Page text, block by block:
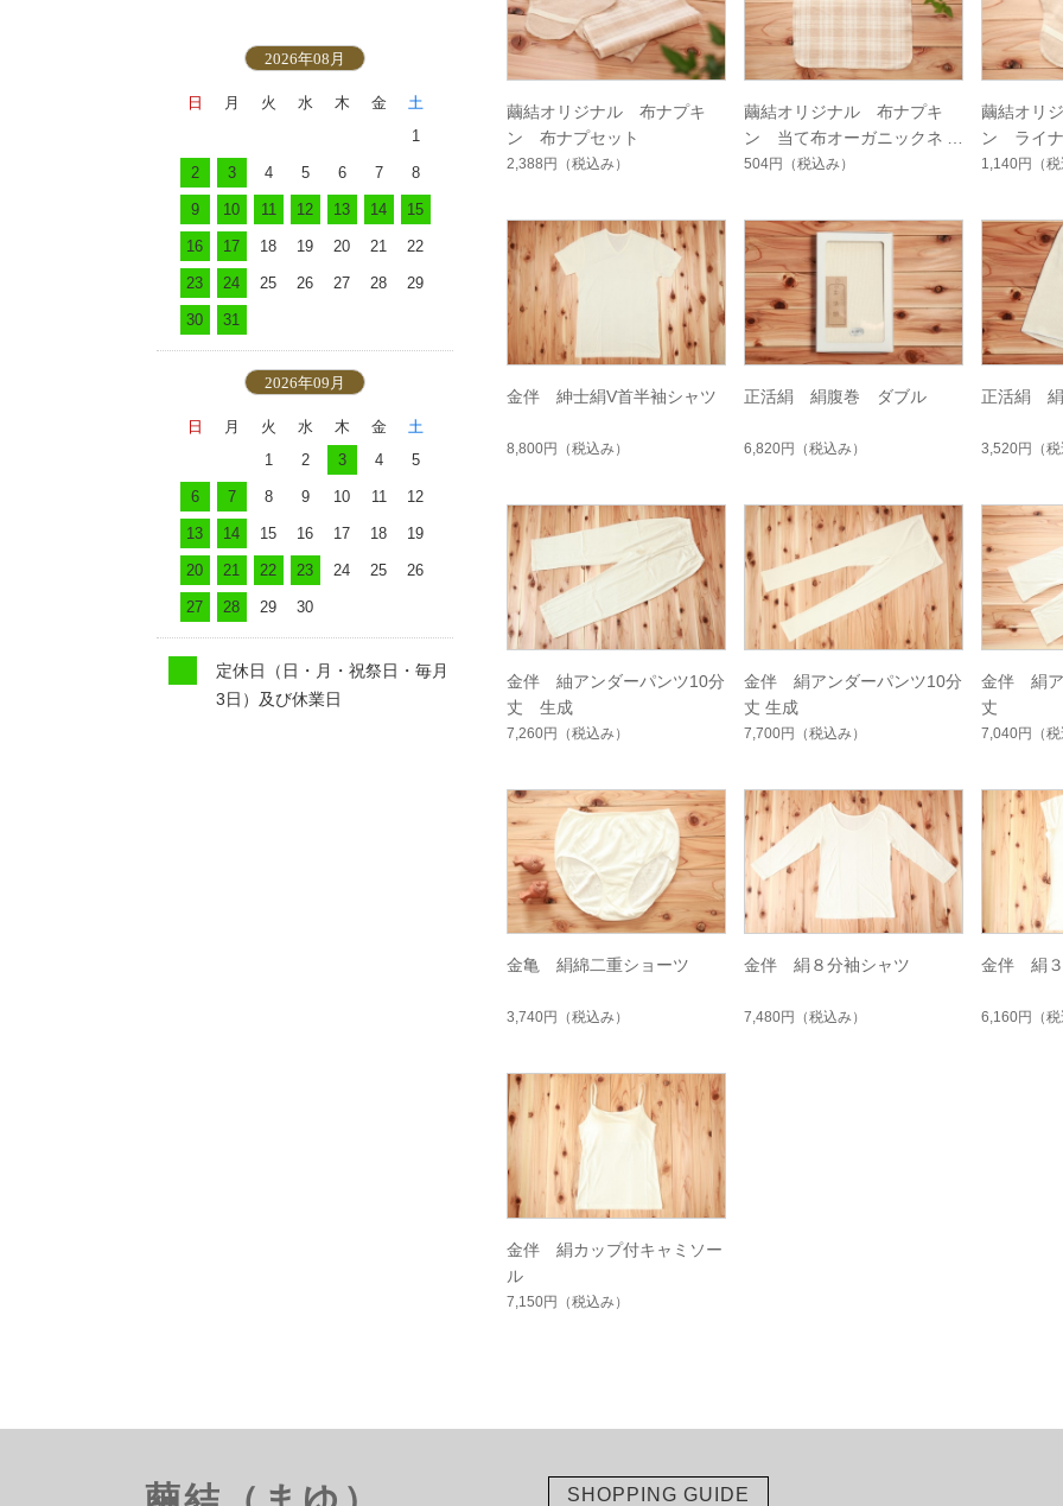
繭結オリジナル 布ナプキ
ン 布ナプセット
2,388円 （税込み）
繭結オリジナル 布ナプキ
ン 当て布オーガニックネル
（綿）
504円 （税込み）
繭結オリ
ン ライ
1,140円 （
金伴 紳士絹V首半袖シャツ
8,800円 （税込み）
正活絹 絹腹巻 ダブル
6,820円 （税込み）
正活絹
3,520円 （
金伴 紬アンダーパンツ10分
丈 生成
7,260円 （税込み）
金伴 絹アンダーパンツ10分
丈 生成
7,700円 （税込み）
金伴 絹ア
丈
7,040円 （
金亀 絹綿二重ショーツ
3,740円 （税込み）
金伴 絹８分袖シャツ
7,480円 （税込み）
金伴 絹３
6,160円 （
金伴 絹カップ付キャミソー
ル
7,150円 （税込み）
2026年08月
日 月 火 水 木 金
土
1
2 3 4 5 6 7 8
9 10 11 12 13 14 15
16 17 18 19 20 21 22
23 24 25 26 27 28 29
30 31
2026年09月
日 月 火 水 木 金
土
1
2 3 4 5
6 7 8 9 10 11 12
13 14 15 16 17 18 19
20 21 22 23 24 25 26
27 28 29 30
定休日（日・月・祝祭日・毎月
3日）及び休業日
SHOPPING GUIDE